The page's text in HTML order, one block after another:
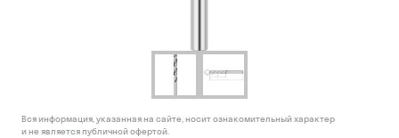
Вся информация, указанная на сайте, носит ознакомительный характер
и не является публичной офертой.